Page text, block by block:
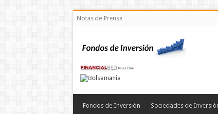
Notas de Prensa
Fondos de Inversión Sociedades de